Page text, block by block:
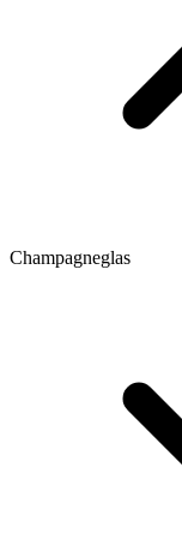
Champagneglas